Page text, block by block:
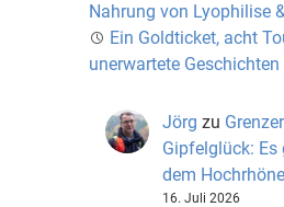
Nahrung von Lyophilise
Ein Goldticket, acht
unerwartete Geschichten
Jörg zu
Gipfelglück:
dem
16. Juli 2026